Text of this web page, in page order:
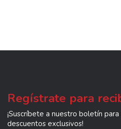
Regístrate para
¡Suscríbete a nuestro boletín
descuentos exclusivos!